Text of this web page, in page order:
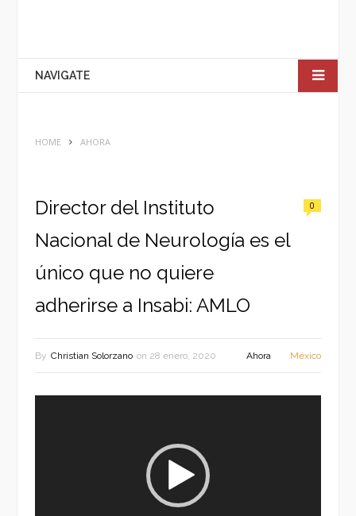
NAVIGATE
HOME AHORA
Director del Instituto
Nacional de Neurología es el
único que no quiere
adherirse a Insabi: AMLO
0
By Christian Solorzano on 28 enero, 2020 Ahora México